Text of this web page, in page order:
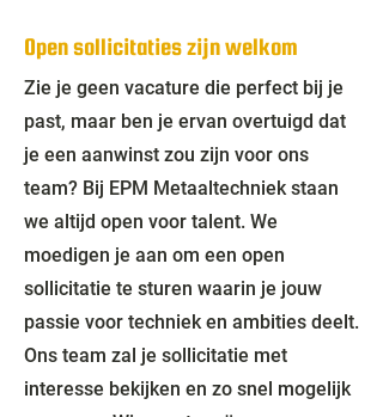
Open sollicitaties zijn welkom
Zie je geen vacature die perfect bij je
past, maar ben je ervan overtuigd dat
je een aanwinst zou zijn voor ons
team? Bij EPM Metaaltechniek staan
we altijd open voor talent. We
moedigen je aan om een open
sollicitatie te sturen waarin je jouw
passie voor techniek en ambities deelt.
Ons team zal je sollicitatie met
interesse bekijken en zo snel mogelijk